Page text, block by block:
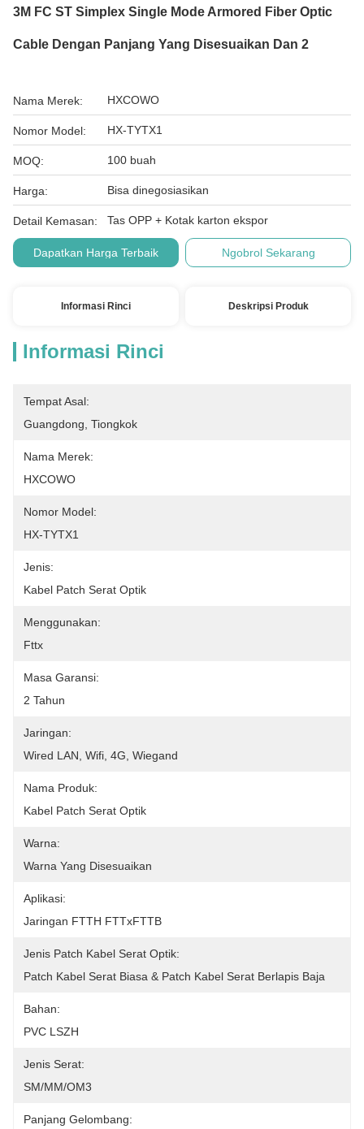
3M FC ST Simplex Single Mode Armored Fiber Optic
Cable Dengan Panjang Yang Disesuaikan Dan 2
Nama Merek: HXCOWO
Nomor Model: HX-TYTX1
MOQ: 100 buah
Harga: Bisa dinegosiasikan
Detail Kemasan: Tas OPP + Kotak karton ekspor
Dapatkan Harga Terbaik Ngobrol Sekarang
Informasi Rinci Deskripsi Produk
Informasi Rinci
Tempat Asal:
Guangdong, Tiongkok
Nama Merek:
HXCOWO
Nomor Model:
HX-TYTX1
Jenis:
Kabel Patch Serat Optik
Menggunakan:
Fttx
Masa Garansi:
2 Tahun
Jaringan:
Wired LAN, Wifi, 4G, Wiegand
Nama Produk:
Kabel Patch Serat Optik
Warna:
Warna Yang Disesuaikan
Aplikasi:
Jaringan FTTH FTTxFTTB
Jenis Patch Kabel Serat Optik:
Patch Kabel Serat Biasa & Patch Kabel Serat Berlapis Baja
Bahan:
PVC LSZH
Jenis Serat:
SM/MM/OM3
Panjang Gelombang: